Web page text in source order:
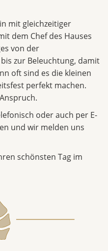
mit gleichzeitiger
dem Chef des Hauses
von der
zur Beleuchtung, damit
oft sind es die kleinen
perfekt machen.
oder auch per E-
und wir melden uns
schönsten Tag im